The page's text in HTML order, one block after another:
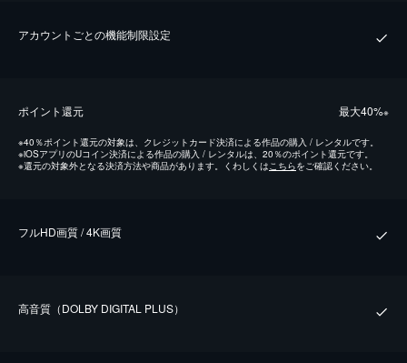
アカウントごとの機能制限設定
ポイント還元 最⼤40%※
※40％ポイント還元の対象は、クレジットカード決済による作品の購入 / レンタルです。
※iOSアプリのUコイン決済による作品の購入 / レンタルは、20％のポイント還元です。
※還元の対象外となる決済方法や商品があります。くわしくはこちらをご確認ください。
フルHD画質 / 4K画質
⾼⾳質（DOLBY DIGITAL PLUS）